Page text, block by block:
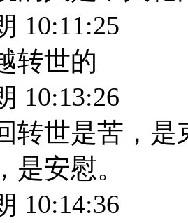
10:11:25
转世的
10:13:26
转世是苦，是
是安慰。
10:14:36